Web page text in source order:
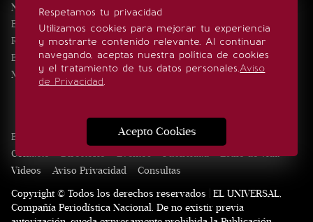
Respetamos tu privacidad
Utilizamos cookies para mejorar tu experiencia
y mostrarte contenido relevante. Al continuar
navegando, aceptas nuestra política de cookies
y el tratamiento de tus datos personales.Aviso
de Privacidad.
Acepto Cookies
Noticias
Eventos
Realeza
Estilo de vida
Minuto x Minuto
SÍGUENOS
Edición Impresa Noticias Quiénes somos
Contacto
Directorio Eventos Publicidad
Estilo de vida
Videos
Aviso Privacidad
Consultas
Copyright © Todos los derechos reservados | EL UNIVERSAL,
Compañía Periodística Nacional. De no existir previa